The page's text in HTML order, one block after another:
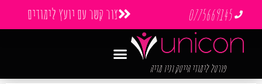
0775669145 צור קשר עם יועץ לימודים
פורטל לימודי הייטק וניו מדיה